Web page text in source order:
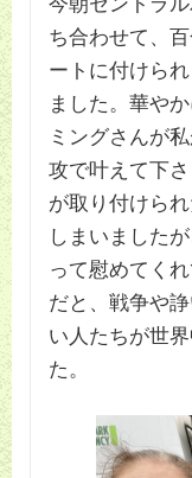
ち合わせて、
ートに付けら
ました。華や
ミングさんが
攻で叶えて下
が取り付けら
しまいました
って慰めてく
だと、戦争や
い人たちが世
た。